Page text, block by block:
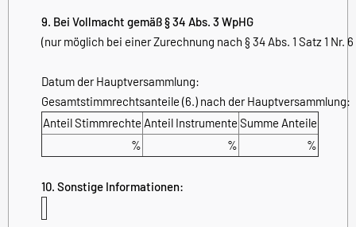
9. Bei Vollmacht gemäß § 34 Abs. 3 WpHG
(nur möglich bei einer Zurechnung nach § 34 Abs. 1 Satz 1 Nr. 6
Datum der Hauptversammlung:
Gesamtstimmrechtsanteile (6.) nach der Hauptversammlung:
Anteil Stimmrechte Anteil Instrumente Summe Anteile
%
% %
10. Sonstige Informationen: